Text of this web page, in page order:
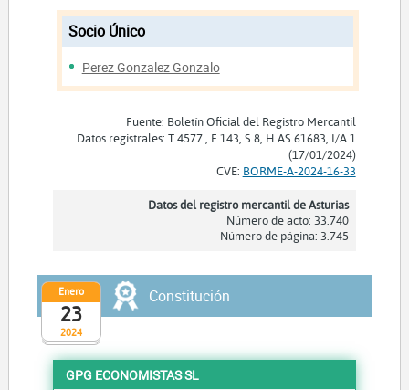
Socio Único
Perez Gonzalez Gonzalo
Fuente: Boletín Oficial del Registro Mercantil
Datos registrales: T 4577 , F 143, S 8, H AS 61683, I/A 1
(17/01/2024)
CVE: BORME-A-2024-16-33
Datos del registro mercantil de Asturias
Número de acto: 33.740
Número de página: 3.745
2024
Enero
23
Constitución
GPG ECONOMISTAS SL